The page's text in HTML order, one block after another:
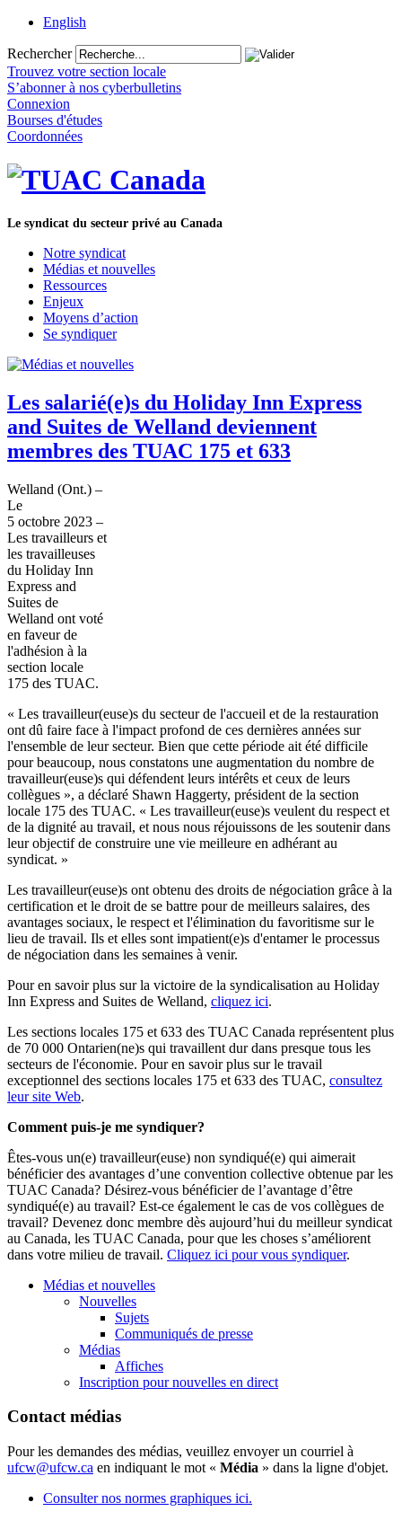
English
Rechercher
Trouvez votre section locale
S’abonner à nos cyberbulletins
Connexion
Bourses d'études
Coordonnées
Le syndicat du secteur privé au Canada
Notre syndicat
Médias et nouvelles
Ressources
Enjeux
Moyens d’action
Se syndiquer
Les salarié(e)s du Holiday Inn Express
and Suites de Welland deviennent
membres des TUAC 175 et 633
Welland (Ont.) –
Le
5 octobre 2023 –
Les travailleurs et
les travailleuses
du Holiday Inn
Express and
Suites de
Welland ont voté
en faveur de
l'adhésion à la
section locale
175 des TUAC.
« Les travailleur(euse)s du secteur de l'accueil et de la restauration
ont dû faire face à l'impact profond de ces dernières années sur
l'ensemble de leur secteur. Bien que cette période ait été difficile
pour beaucoup, nous constatons une augmentation du nombre de
travailleur(euse)s qui défendent leurs intérêts et ceux de leurs
collègues », a déclaré Shawn Haggerty, président de la section
locale 175 des TUAC. « Les travailleur(euse)s veulent du respect et
de la dignité au travail, et nous nous réjouissons de les soutenir dans
leur objectif de construire une vie meilleure en adhérant au
syndicat. »
Les travailleur(euse)s ont obtenu des droits de négociation grâce à la
certification et le droit de se battre pour de meilleurs salaires, des
avantages sociaux, le respect et l'élimination du favoritisme sur le
lieu de travail. Ils et elles sont impatient(e)s d'entamer le processus
de négociation dans les semaines à venir.
Pour en savoir plus sur la victoire de la syndicalisation au Holiday
Inn Express and Suites de Welland, cliquez ici.
Les sections locales 175 et 633 des TUAC Canada représentent plus
de 70 000 Ontarien(ne)s qui travaillent dur dans presque tous les
secteurs de l'économie. Pour en savoir plus sur le travail
exceptionnel des sections locales 175 et 633 des TUAC, consultez
leur site Web.
Comment puis-je me syndiquer?
Êtes-vous un(e) travailleur(euse) non syndiqué(e) qui aimerait
bénéficier des avantages d’une convention collective obtenue par les
TUAC Canada? Désirez-vous bénéficier de l’avantage d’être
syndiqué(e) au travail? Est-ce également le cas de vos collègues de
travail? Devenez donc membre dès aujourd’hui du meilleur syndicat
au Canada, les TUAC Canada, pour que les choses s’améliorent
dans votre milieu de travail. Cliquez ici pour vous syndiquer.
Médias et nouvelles
Nouvelles
Sujets
Communiqués de presse
Médias
Affiches
Inscription pour nouvelles en direct
Contact médias
Pour les demandes des médias, veuillez envoyer un courriel à
ufcw@ufcw.ca en indiquant le mot « Média » dans la ligne d'objet.
Consulter nos normes graphiques ici.